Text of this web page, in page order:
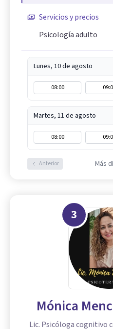
Servicios y precios
Psicología adulto
Lunes, 10 de agosto
08:00
Martes, 11 de agosto
08:00
Anterior Más
3
Mónica
Lic. Psicóloga cognitivo